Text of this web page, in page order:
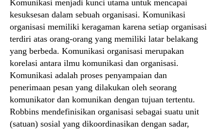
Komunikasi menjadi kunci utama untuk mencapai
kesuksesan dalam sebuah organisasi. Komunikasi
organisasi memiliki keragaman karena setiap organisasi
terdiri atas orang-orang yang memiliki latar belakang
yang berbeda. Komunikasi organisasi merupakan
korelasi antara ilmu komunikasi dan organisasi.
Komunikasi adalah proses penyampaian dan
penerimaan pesan yang dilakukan oleh seorang
komunikator dan komunikan dengan tujuan tertentu.
Robbins mendefinisikan organisasi sebagai suatu unit
(satuan) sosial yang dikoordinasikan dengan sadar,